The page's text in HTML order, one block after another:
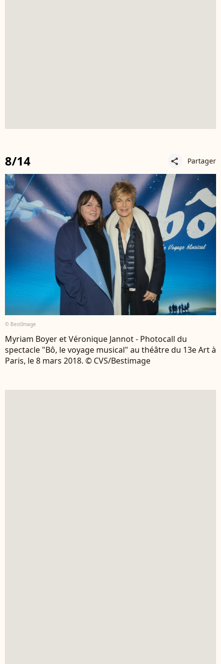
8/14 share Partager
© BestImage
Myriam Boyer et Véronique Jannot - Photocall du
spectacle "Bô, le voyage musical" au théâtre du 13e Art à
Paris, le 8 mars 2018. © CVS/Bestimage